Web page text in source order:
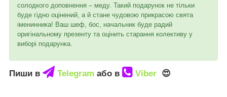
солодкого доповнення – меду. Такий подарунок не тільки
буде гідно оцінений, а й стане чудовою прикрасою свята
іменинника! Ваш шеф, бос, начальник буде радий
оригінальному презенту та оцінить старання колективу у
виборі подарунка.
Пиши в Telegram або в Viber 😍